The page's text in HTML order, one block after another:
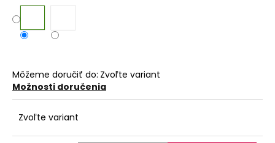
Môžeme doručiť do: Zvoľte variant
Možnosti doručenia
Zvoľte variant